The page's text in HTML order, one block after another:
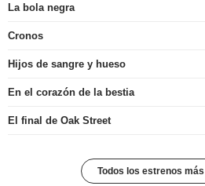
La bola negra
Cronos
Hijos de sangre y hueso
En el corazón de la bestia
El final de Oak Street
Todos los estrenos